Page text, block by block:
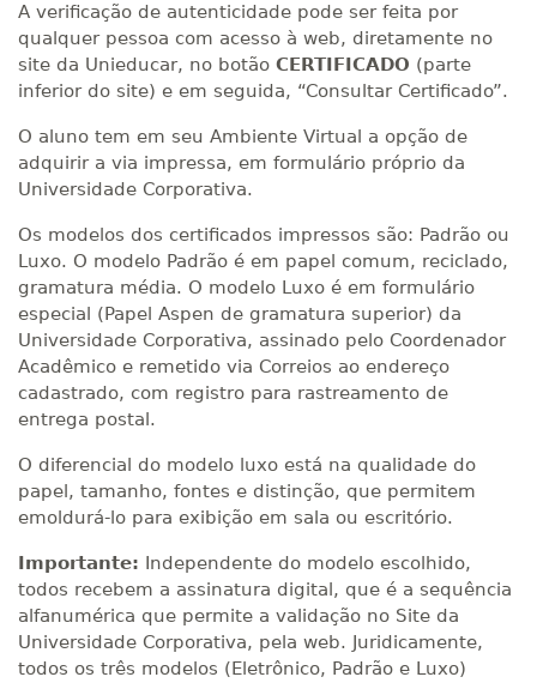
A verificação de autenticidade pode ser feita por
qualquer pessoa com acesso à web, diretamente no
site da Unieducar, no botão CERTIFICADO (parte
inferior do site) e em seguida, “Consultar Certificado”.
O aluno tem em seu Ambiente Virtual a opção de
adquirir a via impressa, em formulário próprio da
Universidade Corporativa.
Os modelos dos certificados impressos são: Padrão ou
Luxo. O modelo Padrão é em papel comum, reciclado,
gramatura média. O modelo Luxo é em formulário
especial (Papel Aspen de gramatura superior) da
Universidade Corporativa, assinado pelo Coordenador
Acadêmico e remetido via Correios ao endereço
cadastrado, com registro para rastreamento de
entrega postal.
O diferencial do modelo luxo está na qualidade do
papel, tamanho, fontes e distinção, que permitem
emoldurá-lo para exibição em sala ou escritório.
Importante: Independente do modelo escolhido,
todos recebem a assinatura digital, que é a sequência
alfanumérica que permite a validação no Site da
Universidade Corporativa, pela web. Juridicamente,
todos os três modelos (Eletrônico, Padrão e Luxo)